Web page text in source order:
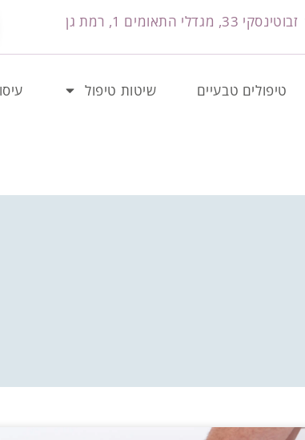
זבוטינסקי 33, מגדלי התאומים 1, רמת גן
טיפולים טבעיים שיטות טיפול